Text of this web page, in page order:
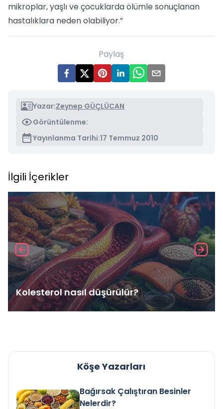
mikroplar, yaşlı ve çocuklarda ölümle sonuçlanan
hastalıklara neden olabiliyor.”
Paylaş
Yazar:Zeynep GÜÇLÜCAN
Görüntülenme:
Yayınlanma Tarihi:17 Temmuz 2010
İlgili İçerikler
Kolesterol nasıl düşürülür?
Köşe Yazarları
Bağırsak Çalıştıran Besinler
Nelerdir?